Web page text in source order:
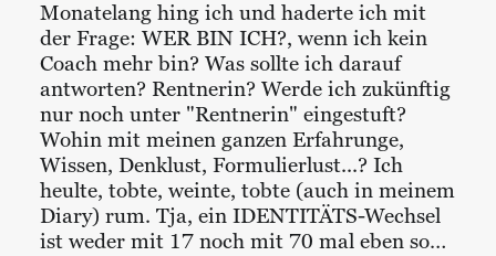
Monatelang hing ich und haderte ich mit
der Frage: WER BIN ICH?, wenn ich kein
Coach mehr bin? Was sollte ich darauf
antworten? Rentnerin? Werde ich zukünftig
nur noch unter "Rentnerin" eingestuft?
Wohin mit meinen ganzen Erfahrunge,
Wissen, Denklust, Formulierlust...? Ich
heulte, tobte, weinte, tobte (auch in meinem
Diary) rum. Tja, ein IDENTITÄTS-Wechsel
ist weder mit 17 noch mit 70 mal eben so…